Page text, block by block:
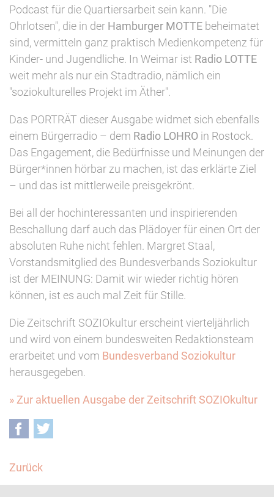
Podcast für die Quartiersarbeit sein kann. "Die
Ohrlotsen", die in der Hamburger MOTTE beheimatet
sind, vermitteln ganz praktisch Medienkompetenz für
Kinder- und Jugendliche. In Weimar ist Radio LOTTE
weit mehr als nur ein Stadtradio, nämlich ein
"soziokulturelles Projekt im Äther".
Das PORTRÄT dieser Ausgabe widmet sich ebenfalls
einem Bürgerradio – dem Radio LOHRO in Rostock.
Das Engagement, die Bedürfnisse und Meinungen der
Bürger*innen hörbar zu machen, ist das erklärte Ziel
– und das ist mittlerweile preisgekrönt.
Bei all der hochinteressanten und inspirierenden
Beschallung darf auch das Plädoyer für einen Ort der
absoluten Ruhe nicht fehlen. Margret Staal,
Vorstandsmitglied des Bundesverbands Soziokultur
ist der MEINUNG: Damit wir wieder richtig hören
können, ist es auch mal Zeit für Stille.
Die Zeitschrift SOZIOkultur erscheint vierteljährlich
und wird von einem bundesweiten Redaktionsteam
erarbeitet und vom Bundesverband Soziokultur
herausgegeben.
» Zur aktuellen Ausgabe der Zeitschrift SOZIOkultur
Facebook
Zurück